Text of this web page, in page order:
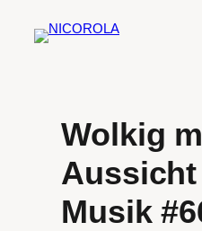
Inhalt
Wolkig
Musik